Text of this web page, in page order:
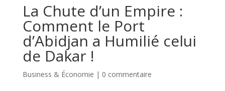
La Chute d’un Empire :
Comment le Port
d’Abidjan a Humilié celui
de Dakar !
Business & Économie | 0 commentaire